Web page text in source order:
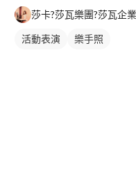
活動表演 樂手照